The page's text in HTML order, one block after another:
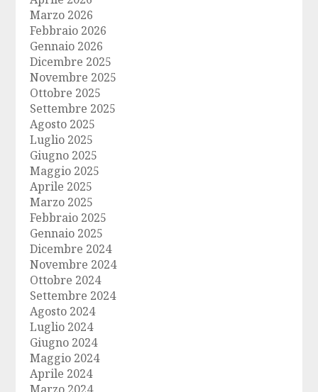
Marzo 2026
Febbraio 2026
Gennaio 2026
Dicembre 2025
Novembre 2025
Ottobre 2025
Settembre 2025
Agosto 2025
Luglio 2025
Giugno 2025
Maggio 2025
Aprile 2025
Marzo 2025
Febbraio 2025
Gennaio 2025
Dicembre 2024
Novembre 2024
Ottobre 2024
Settembre 2024
Agosto 2024
Luglio 2024
Giugno 2024
Maggio 2024
Aprile 2024